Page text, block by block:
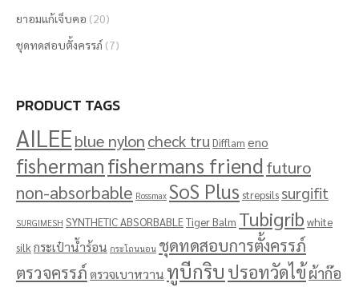
ยาอมแก้เจ็บคอ (20)
ชุดทดสอบตั้งครรภ์ (7)
PRODUCT TAGS
AILEEblue nylon check tru Difflam eno
fishermanfishermans friend futuro
non-absorbable Rossmax SoS Plus strepsils surgifit
SURGIMESH SYNTHETIC ABSORBABLETiger Balm Tubigrib white
silk กระเป๋าน้ำร้อน กระโถนนอน ชุดทดสอบการตั้งครรภ์
ตรวจครรภ์ตรวจเบาหวาน ทูบีกริบ ปรอทวัดไข้ผ้าก๊อ